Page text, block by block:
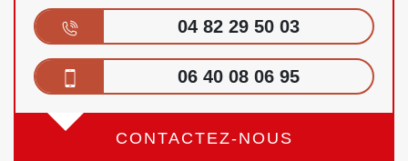
04 82 29 50 03
06 40 08 06 95
CONTACTEZ-NOUS